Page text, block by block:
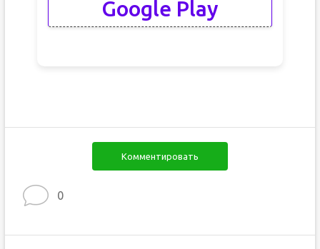
Google Play
Комментировать
0